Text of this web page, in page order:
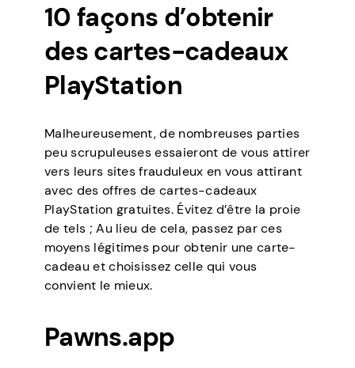
10 façons d’obtenir
des cartes-cadeaux
PlayStation
Malheureusement, de nombreuses parties
peu scrupuleuses essaieront de vous attirer
vers leurs sites frauduleux en vous attirant
avec des offres de cartes-cadeaux
PlayStation gratuites. Évitez d’être la proie
de tels ; Au lieu de cela, passez par ces
moyens légitimes pour obtenir une carte-
cadeau et choisissez celle qui vous
convient le mieux.
Pawns.app